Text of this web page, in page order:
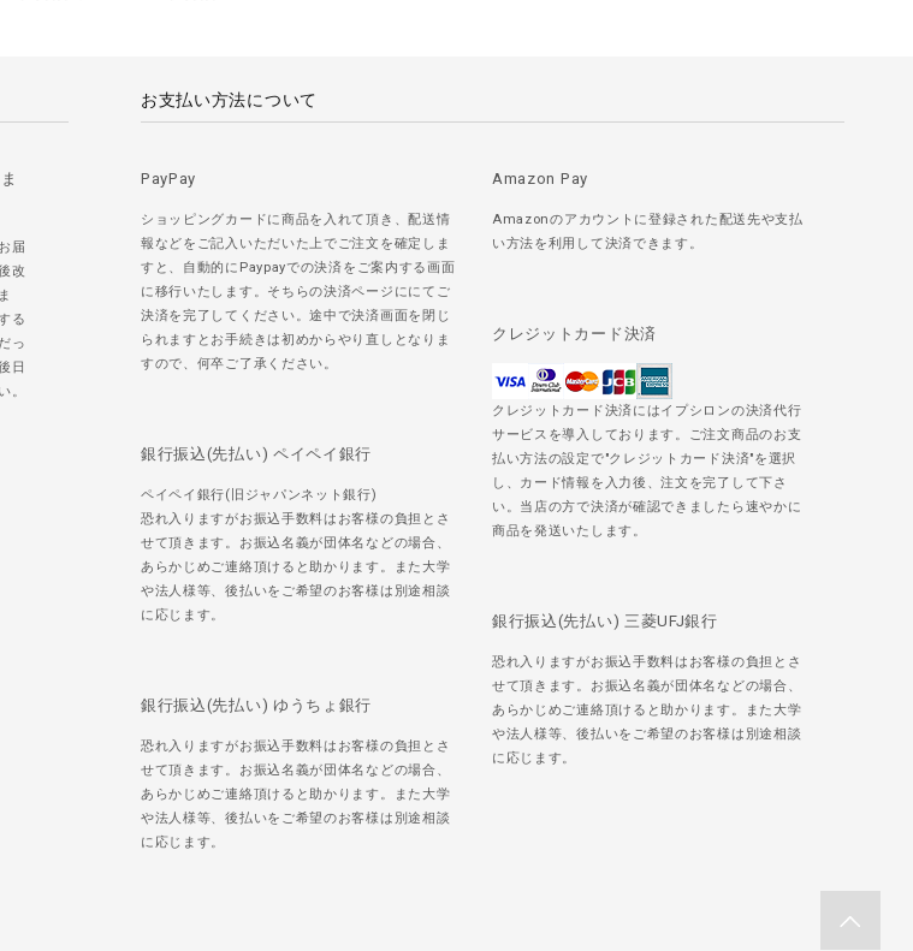
届
改
る
っ
日
。
お支払い方法について
PayPay
ショッピングカードに商品を入れて頂き、配送情
報などをご記入いただいた上でご注文を確定しま
すと、自動的にPaypayでの決済をご案内する画面
に移行いたします。そちらの決済ページににてご
決済を完了してください。途中で決済画面を閉じ
られますとお手続きは初めからやり直しとなりま
すので、何卒ご了承ください。
Amazon Pay
Amazonのアカウントに登録された配送先や支払
い方法を利用して決済できます。
クレジットカード決済
クレジットカード決済にはイプシロンの決済代行
サービスを導入しております。ご注文商品のお支
払い方法の設定で"クレジットカード決済"を選択
し、カード情報を入力後、注文を完了して下さ
い。当店の方で決済が確認できましたら速やかに
商品を発送いたします。
銀行振込(先払い) ペイペイ銀行
ペイペイ銀行(旧ジャパンネット銀行)
恐れ入りますがお振込手数料はお客様の負担とさ
せて頂きます。お振込名義が団体名などの場合、
あらかじめご連絡頂けると助かります。また大学
や法人様等、後払いをご希望のお客様は別途相談
に応じます。
銀行振込(先払い) 三菱UFJ銀行
恐れ入りますがお振込手数料はお客様の負担とさ
せて頂きます。お振込名義が団体名などの場合、
あらかじめご連絡頂けると助かります。また大学
や法人様等、後払いをご希望のお客様は別途相談
に応じます。
銀行振込(先払い) ゆうちょ銀行
恐れ入りますがお振込手数料はお客様の負担とさ
せて頂きます。お振込名義が団体名などの場合、
あらかじめご連絡頂けると助かります。また大学
や法人様等、後払いをご希望のお客様は別途相談
に応じます。